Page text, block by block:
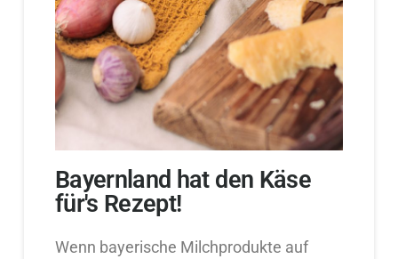
Bayernland hat den Käse
für's Rezept!
Wenn bayerische Milchprodukte auf